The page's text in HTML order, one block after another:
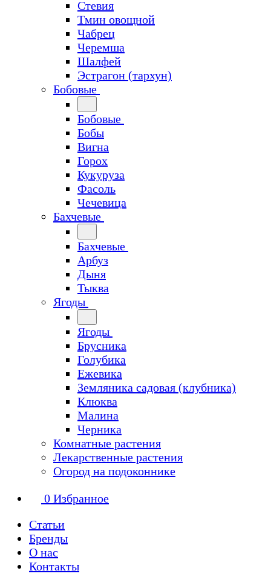
Стевия
Тмин овощной
Чабрец
Черемша
Шалфей
Эстрагон (тархун)
Бобовые
Бобовые
Бобы
Вигна
Горох
Кукуруза
Фасоль
Чечевица
Бахчевые
Бахчевые
Арбуз
Дыня
Тыква
Ягоды
Ягоды
Брусника
Голубика
Ежевика
Земляника садовая (клубника)
Клюква
Малина
Черника
Комнатные растения
Лекарственные растения
Огород на подоконнике
0 Избранное
Статьи
Бренды
О нас
Контакты